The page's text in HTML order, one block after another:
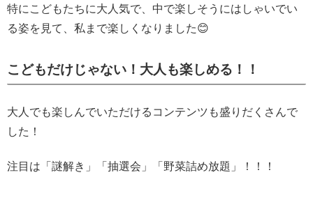
特にこどもたちに大人気で、中で楽しそうにはしゃいでい
る姿を見て、私まで楽しくなりました😊
こどもだけじゃない！大人も楽しめる！！
大人でも楽しんでいただけるコンテンツも盛りだくさんで
した！
注目は「謎解き」「抽選会」「野菜詰め放題」！！！